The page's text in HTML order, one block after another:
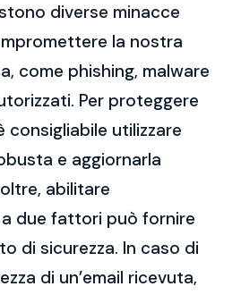
diverse minacce
la nostra
come phishing, malware
Per proteggere
consigliabile utilizzare
e aggiornarla
abilitare
a due fattori può fornire
di sicurezza. In caso di
di un’email ricevuta,